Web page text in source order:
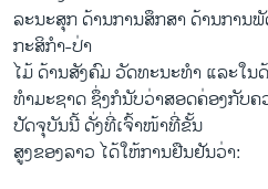
ລະນະສຸກ ດ້ານການສຶກສາ ດ້ານການ
ກະສິກໍາ-ປ່າ
ໄມ້ ດ້ານສັງຄົມ ວັດທະນະທໍາ ແລະໃ
ທໍາມະຊາດ ຊຶ່ງກໍນັບວ່າສອດຄ່ອງກັບ
ປັດຈຸບັນນີ້ ດັ່ງທີ່ເຈົ້າໜ້າທີ່ຂັ້ນ
ສູງຂອງລາວ ໄດ້ໃຫ້ການຢືນຢັນວ່າ: